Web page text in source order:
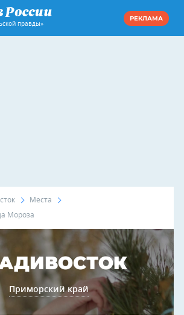
правды»
РЕКЛАМА
Места
Мороза
Приморский край